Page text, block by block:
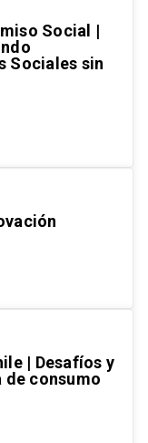
Social |
Sociales sin
| Desafíos y
consumo